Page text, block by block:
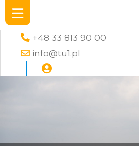
+48 33 813 90 00
info@tu1.pl